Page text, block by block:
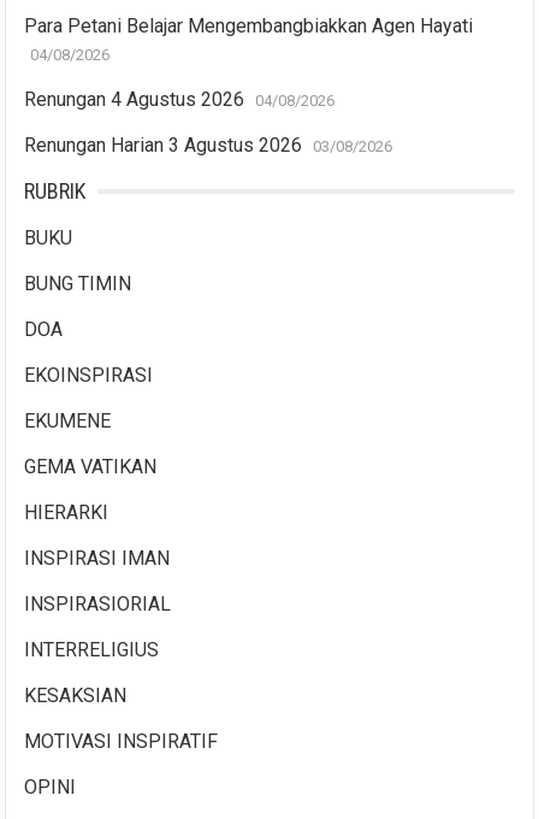
Para Petani Belajar Mengembangbiakkan Agen Hayati
04/08/2026
Renungan 4 Agustus 2026 04/08/2026
Renungan Harian 3 Agustus 2026 03/08/2026
RUBRIK
BUKU
BUNG TIMIN
DOA
EKOINSPIRASI
EKUMENE
GEMA VATIKAN
HIERARKI
INSPIRASI IMAN
INSPIRASIORIAL
INTERRELIGIUS
KESAKSIAN
MOTIVASI INSPIRATIF
OPINI